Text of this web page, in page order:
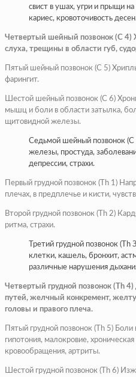
свист в ушах, угри и прыщи
кариес, кровоточивость
Четвертый шейный позвонок (С 4)
слуха, трещины в области губ,
Пятый шейный позвонок (С 5)
фарингит.
Шестой шейный позвонок (С 6)
мышц и боли в области затылка,
щитовидной железы.
Седьмой шейный позвонок (С
железы, простуда,
депрессии, страхи.
Первый грудной позвонок (Тh 1)
плечах, в предплечье и кисти,
Второй грудной позвонок (Тh 2)
ритма, страхи.
Третий грудной позвонок (Тh
клетки, кашель, бронхит,
различные нарушения
Четвертый грудной позвонок (Th
путей, желчный конкремент,
головы и правого плеча.
Пятый грудной позвонок (Тh 5)
гипотония, малокровие,
кровообращения, артриты.
Шестой грудной позвонок (Th 6)